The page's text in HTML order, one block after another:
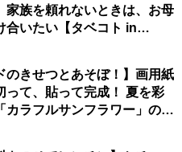
家族を頼れないときは、お母
合いたい【タベコト in
のきせつとあそぼ！】画用紙
って、貼って完成！ 夏を彩
カラフルサンフラワー」の作